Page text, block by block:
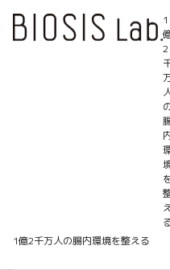
1
2
1億2千万人の腸内環境を整える